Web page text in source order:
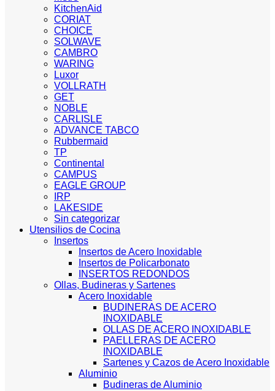
KitchenAid
CORIAT
CHOICE
SOLWAVE
CAMBRO
WARING
Luxor
VOLLRATH
GET
NOBLE
CARLISLE
ADVANCE TABCO
Rubbermaid
TP
Continental
CAMPUS
EAGLE GROUP
IRP
LAKESIDE
Sin categorizar
Utensilios de Cocina
Insertos
Insertos de Acero Inoxidable
Insertos de Policarbonato
INSERTOS REDONDOS
Ollas, Budineras y Sartenes
Acero Inoxidable
BUDINERAS DE ACERO
INOXIDABLE
OLLAS DE ACERO INOXIDABLE
PAELLERAS DE ACERO
INOXIDABLE
Sartenes y Cazos de Acero Inoxidable
Aluminio
Budineras de Aluminio